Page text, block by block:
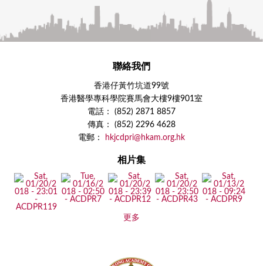
聯絡我們
香港仔黃竹坑道99號
香港醫學專科學院賽馬會大樓9樓901室
電話： (852) 2871 8857
傳真： (852) 2296 4628
電郵：
hkjcdpri@hkam.org.hk
相片集
更多